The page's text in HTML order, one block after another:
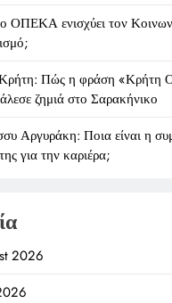
ΟΠΕΚΑ ενισχύει τον
Πώς η φράση «Κρήτη
ζημιά στο Σαρακήνικο
Αργυράκη: Ποια είναι η
για την καριέρα;
2026